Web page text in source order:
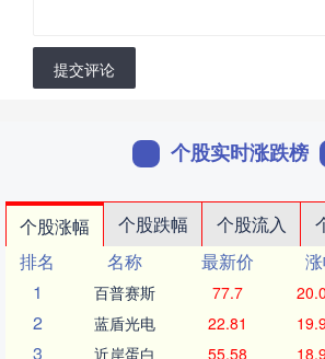
提交评论
个股实时涨跌榜
个股涨幅 个股跌幅 个股流入
排名
名称 最新价
1
百普赛斯 77.7
2 蓝盾光电 22.81
3 近岸蛋白 55.58